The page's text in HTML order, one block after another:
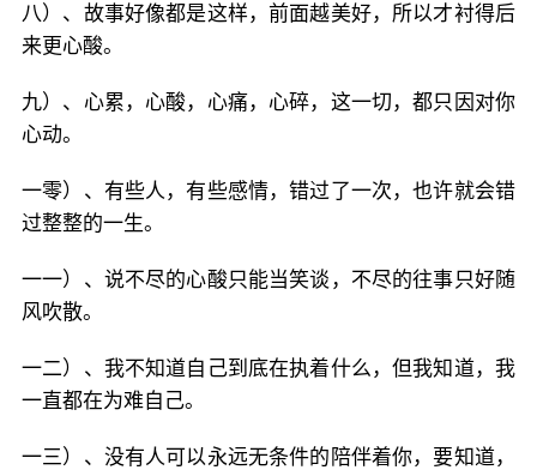
八）、故事好像都是这样，前面越美好，所以才衬得后
来更心酸。
九）、心累，心酸，心痛，心碎，这一切，都只因对你
心动。
一零）、有些人，有些感情，错过了一次，也许就会错
过整整的一生。
一一）、说不尽的心酸只能当笑谈，不尽的往事只好随
风吹散。
一二）、我不知道自己到底在执着什么，但我知道，我
一直都在为难自己。
一三）、没有人可以永远无条件的陪伴着你，要知道，